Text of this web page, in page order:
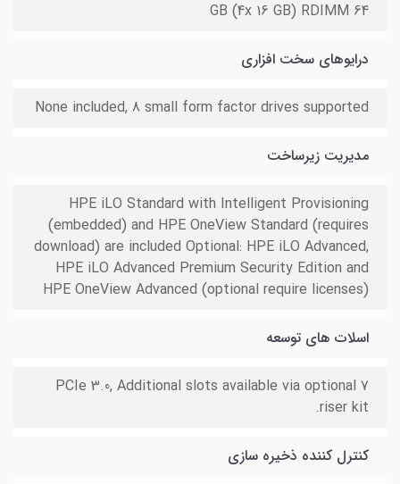
64 GB (4x 16 GB) RDIMM
درایوهای سخت افزاری
None included, 8 small form factor drives supported
مدیریت زیرساخت
HPE iLO Standard with Intelligent Provisioning
(embedded) and HPE OneView Standard (requires
download) are included Optional: HPE iLO Advanced,
HPE iLO Advanced Premium Security Edition and
HPE OneView Advanced (optional require licenses)
اسلات های توسعه
7 PCIe 3.0, Additional slots available via optional
riser kit.
کنترل کننده ذخیره سازی